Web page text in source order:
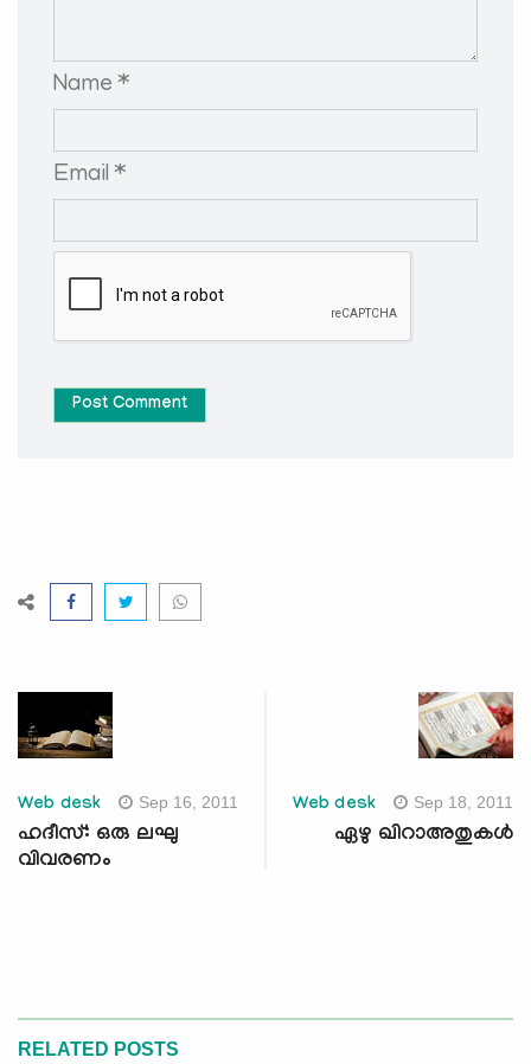
Name *
Email *
Post Comment
Web desk Sep 16, 2011
ഹദീസ്: ഒരു ലഘു
വിവരണം
Web desk Sep 18, 2011
ഏഴു ഖിറാഅതുകള്‍
RELATED POSTS